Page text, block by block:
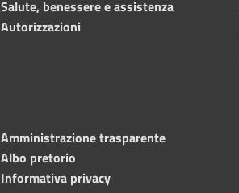
Salute, benessere e assistenza
Autorizzazioni
Amministrazione trasparente
Albo pretorio
Informativa privacy